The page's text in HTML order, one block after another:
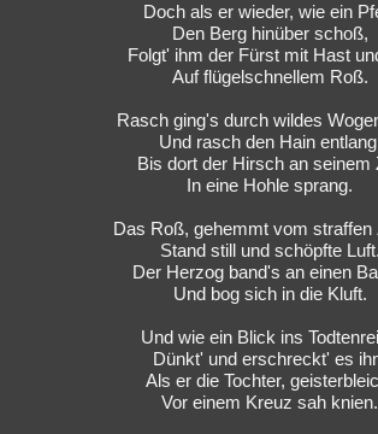
Doch als er wieder, wie ein
Den Berg hinüber schoß,
Folgt' ihm der Fürst mit Hast
Auf flügelschnellem Roß.
Rasch ging's durch wildes
Und rasch den Hain
Bis dort der Hirsch an seinem
In eine Hohle sprang.
Das Roß, gehemmt vom straffen
Stand still und schöpfte Luft.
Der Herzog band's an einen
Und bog sich in die Kluft.
Und wie ein Blick ins
Dünkt' und erschreckt' es
Als er die Tochter,
Vor einem Kreuz sah knien.